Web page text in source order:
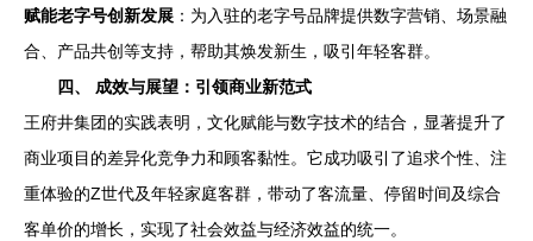
赋能老字号创新发展 ：为入驻的老字号品牌提供数字营销、场景融
合、产品共创等支持，帮助其焕发新生，吸引年轻客群。
四、 成效与展望：引领商业新范式
王府井集团的实践表明，文化赋能与数字技术的结合，显著提升了
商业项目的差异化竞争力和顾客黏性。它成功吸引了追求个性、注
重体验的Z世代及年轻家庭客群，带动了客流量、停留时间及综合
客单价的增长，实现了社会效益与经济效益的统一。